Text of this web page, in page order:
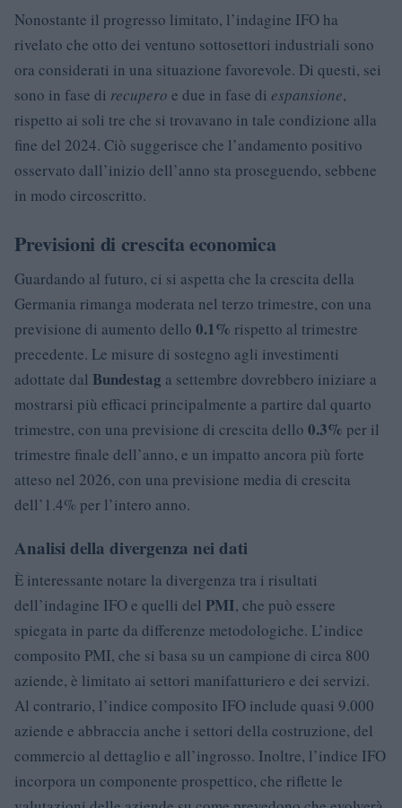
Nonostante il progresso limitato, l’indagine IFO ha
rivelato che otto dei ventuno sottosettori industriali sono
ora considerati in una situazione favorevole. Di questi, sei
sono in fase di recupero e due in fase di espansione,
rispetto ai soli tre che si trovavano in tale condizione alla
fine del 2024. Ciò suggerisce che l’andamento positivo
osservato dall’inizio dell’anno sta proseguendo, sebbene
in modo circoscritto.
Previsioni di crescita economica
Guardando al futuro, ci si aspetta che la crescita della
Germania rimanga moderata nel terzo trimestre, con una
previsione di aumento dello 0.1% rispetto al trimestre
precedente. Le misure di sostegno agli investimenti
adottate dal Bundestag a settembre dovrebbero iniziare a
mostrarsi più efficaci principalmente a partire dal quarto
trimestre, con una previsione di crescita dello 0.3% per il
trimestre finale dell’anno, e un impatto ancora più forte
atteso nel 2026, con una previsione media di crescita
dell’1.4% per l’intero anno.
Analisi della divergenza nei dati
È interessante notare la divergenza tra i risultati
dell’indagine IFO e quelli del PMI, che può essere
spiegata in parte da differenze metodologiche. L’indice
composito PMI, che si basa su un campione di circa 800
aziende, è limitato ai settori manifatturiero e dei servizi.
Al contrario, l’indice composito IFO include quasi 9.000
aziende e abbraccia anche i settori della costruzione, del
commercio al dettaglio e all’ingrosso. Inoltre, l’indice IFO
incorpora un componente prospettico, che riflette le